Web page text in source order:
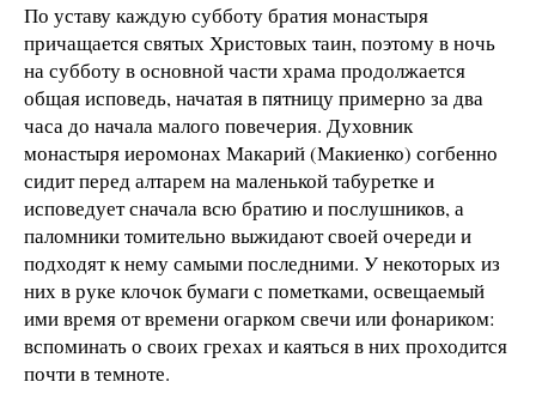
По уставу каждую субботу братия монастыря
причащается святых Христовых таин, поэтому в ночь
на субботу в основной части храма продолжается
общая исповедь, начатая в пятницу примерно за два
часа до начала малого повечерия. Духовник
монастыря иеромонах Макарий (Макиенко) согбенно
сидит перед алтарем на маленькой табуретке и
исповедует сначала всю братию и послушников, а
паломники томительно выжидают своей очереди и
подходят к нему самыми последними. У некоторых из
них в руке клочок бумаги с пометками, освещаемый
ими время от времени огарком свечи или фонариком:
вспоминать о своих грехах и каяться в них проходится
почти в темноте.